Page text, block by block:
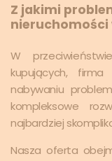
Z jakimi
nieruchomości
W
kupujących,
nabywaniu
kompleksowe
najbardziej
Nasza oferta